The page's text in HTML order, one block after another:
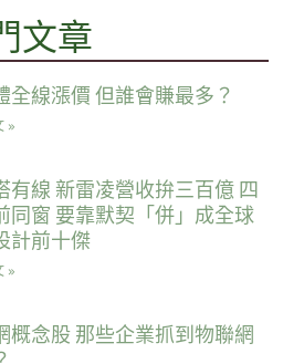
文章
全線漲價 但誰會賺最多？
»
有線 新雷凌營收拚三百億 四
同窗 要靠默契「併」成全球
計前十傑
»
概念股 那些企業抓到物聯網